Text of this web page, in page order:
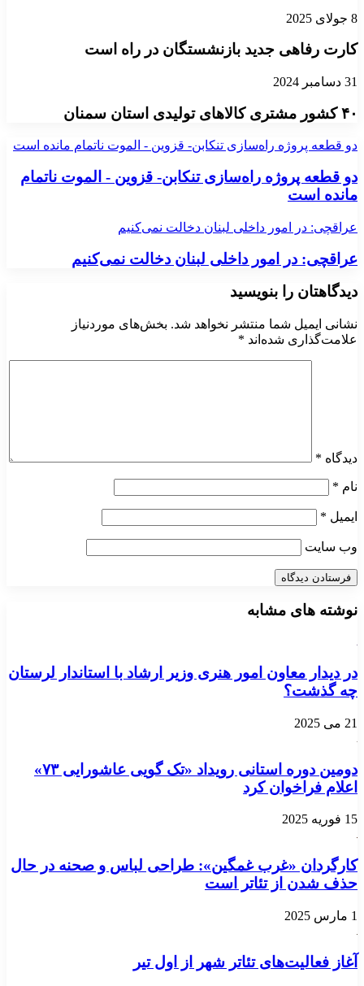
8 جولای 2025
کارت رفاهی جدید بازنشستگان در راه است
31 دسامبر 2024
۴۰ کشور مشتری کالاهای تولیدی استان سمنان
دو قطعه پروژه راه‌سازی تنکابن- قزوین - الموت ناتمام مانده است
دو قطعه پروژه راه‌سازی تنکابن- قزوین - الموت ناتمام
مانده است
عراقچی: در امور داخلی لبنان دخالت نمی‌کنیم
عراقچی: در امور داخلی لبنان دخالت نمی‌کنیم
دیدگاهتان را بنویسید
نشانی ایمیل شما منتشر نخواهد شد. بخش‌های موردنیاز
علامت‌گذاری شده‌اند *
دیدگاه *
نام *
ایمیل *
وب‌ سایت
نوشته های مشابه
در دیدار معاون امور هنری وزیر ارشاد با استاندار لرستان
چه گذشت؟
21 می 2025
دومین دوره استانی رویداد «تک گویی عاشورایی ۷۳»
اعلام فراخوان کرد
15 فوریه 2025
کارگردان «غرب غمگین»: طراحی لباس و صحنه در حال
حذف شدن‌ از تئاتر است
1 مارس 2025
آغاز فعالیت‌های تئاتر شهر از اول تیر